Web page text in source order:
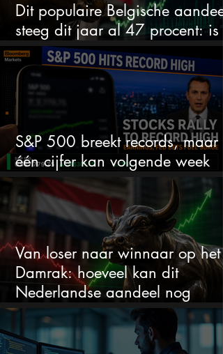
Dit populaire Belgische aandeel
steeg dit jaar al 47 procent: is
ruimte voor meer?
S&P 500 breekt records, maar
één cijfer kan volgende week
alles veranderen
Van loser naar winnaar op het
Damrak: hoeveel kan dit
Nederlandse aandeel nog
stijgen?